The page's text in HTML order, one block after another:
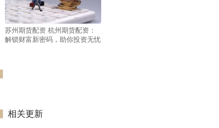
苏州期货配资 杭州期货配资：
解锁财富新密码，助你投资无忧
相关更新